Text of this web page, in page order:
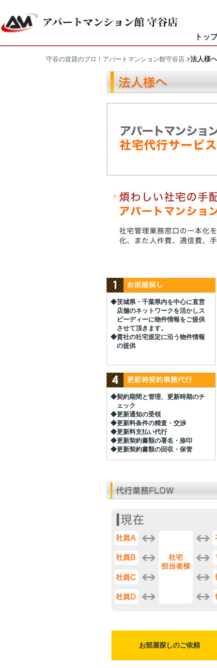
トッ
守谷の賃貸のプロ！アパートマンション館守谷店 法人様へ
◆茨城県・千葉県内を中心に直営
店舗のネットワークを活かしス
ピーディーに物件情報をご提供
させて頂きます。
◆貴社の社宅規定に沿う物件情報
の提供
◆契約期間と管理、更新時期のチ
ェック
◆更新通知の受領
◆更新料条件の精査・交渉
◆更新料支払い代行
◆更新契約書類の署名・捺印
◆更新契約書類の回収・保管
お部屋探しのご依頼